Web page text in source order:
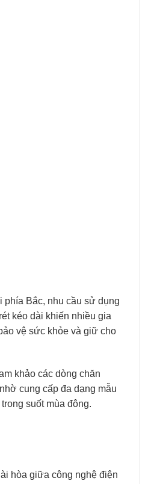
phía Bắc, nhu cầu sử dụng
kéo dài khiến nhiều gia
vệ sức khỏe và giữ cho
khảo các dòng chăn
cung cấp đa dạng mẫu
suốt mùa đông.
hòa giữa công nghệ điện